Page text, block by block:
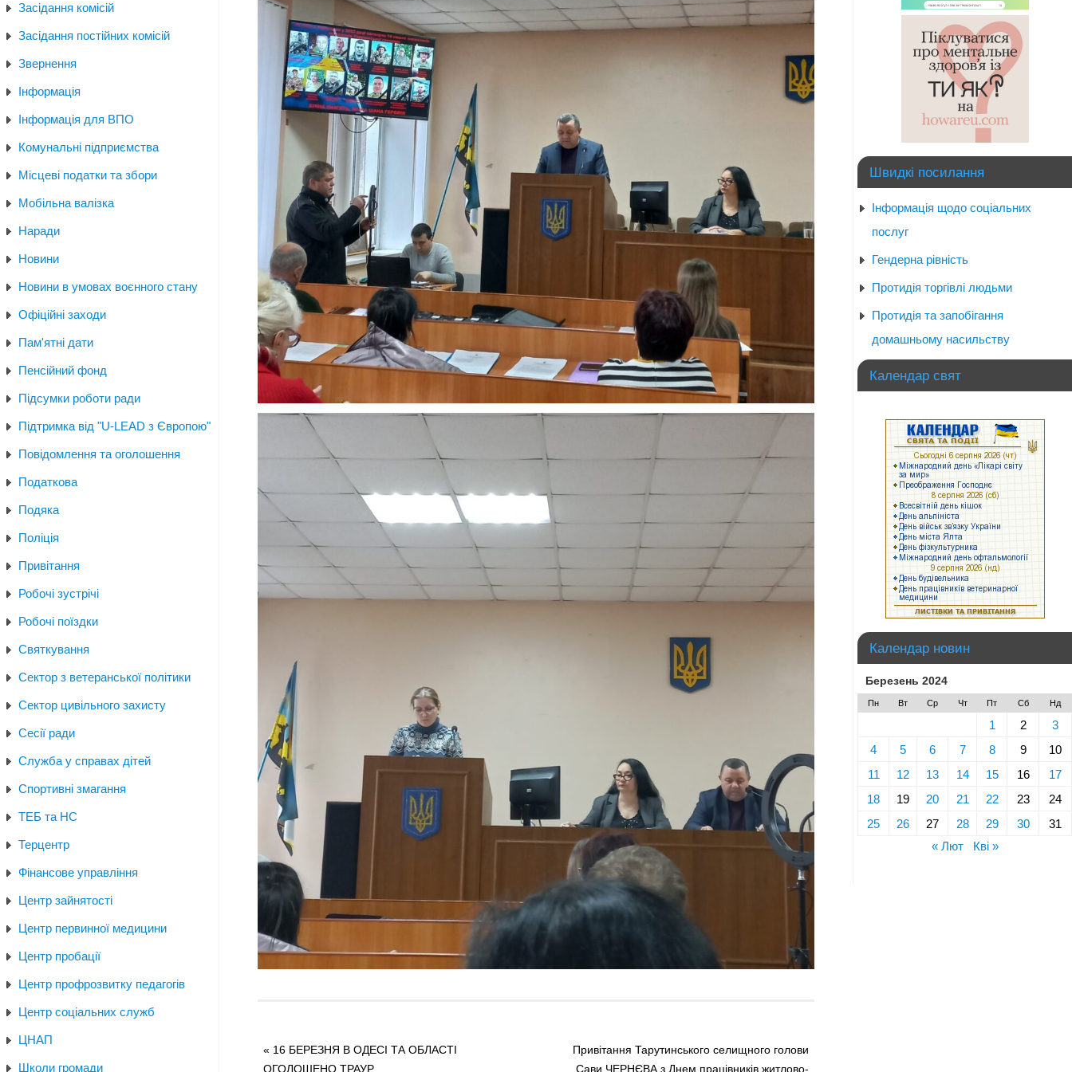
« 16 БЕРЕЗНЯ В ОДЕСІ ТА ОБЛАСТІ
ОГОЛОШЕНО ТРАУР
Привітання Тарутинського селищного голови
Сави ЧЕРНЄВА з Днем працівників житлово-
Засідання комісій
Засідання постійних комісій
Звернення
Інформація
Інформація для ВПО
Комунальні підприємства
Місцеві податки та збори
Мобільна валізка
Наради
Новини
Новини в умовах воєнного стану
Офіційні заходи
Пам'ятні дати
Пенсійний фонд
Підсумки роботи ради
Підтримка від "U-LEAD з Європою"
Повідомлення та оголошення
Податкова
Подяка
Поліція
Привітання
Робочі зустрічі
Робочі поїздки
Святкування
Сектор з ветеранської політики
Сектор цивільного захисту
Сесії ради
Служба у справах дітей
Спортивні змагання
ТЕБ та НС
Терцентр
Фінансове управління
Центр зайнятості
Центр первинної медицини
Центр пробації
Центр профрозвитку педагогів
Центр соціальних служб
ЦНАП
Школи громади
Швидкі посилання
Інформація щодо соціальних
послуг
Гендерна рівність
Протидія торгівлі людьми
Протидія та запобігання
домашньому насильству
Календар свят
Календар новин
Березень 2024
Пн Вт Ср Чт Пт Сб Нд
1 2
3
4
5 6 7 8 9
10
11
12 13 14 15 16
17
18
19 20 21 22 23
24
25
26 27 28 29 30
31
« Лют
Кві »